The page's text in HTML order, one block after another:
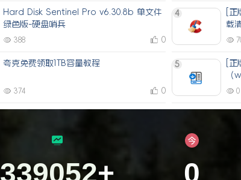
Hard Disk Sentinel Pro v6.30.8b 单文件
绿色版-硬盘哨兵
388 0
夸克免费领取1TB容量教程
374 0
4
[
载
5
[
（
0
374380+ 0